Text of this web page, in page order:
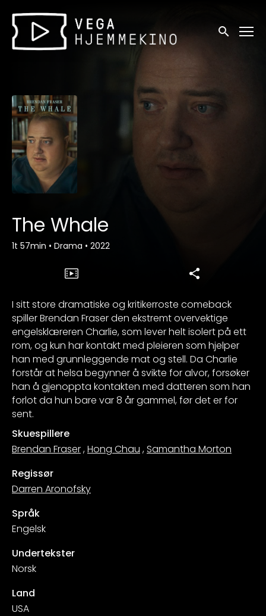
Tilgjengelighetslenker
Søk
The Whale
1t 57min • Drama • 2022
I sitt store dramatiske og kritikerroste comeback
spiller Brendan Fraser den ekstremt overvektige
engelsklæreren Charlie, som lever helt isolert på ett
rom, og kun har kontakt med pleieren som hjelper
han med grunnleggende mat og stell. Da Charlie
forstår at helsa begynner å svikte for alvor, forsøker
han å gjenoppta kontakten med datteren som han
forlot da hun bare var 8 år gammel, før det er for
sent.
Skuespillere
Brendan Fraser,Hong Chau ,Samantha Morton
Regissør
Darren Aronofsky
Språk
Engelsk
Undertekster
Norsk
Land
USA